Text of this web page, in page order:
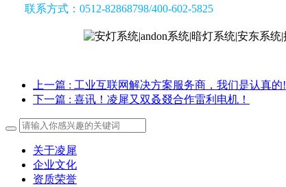
联系方式：0512-82868798/400-602-5825
上一篇 : 工业互联网解决方案服务商，我们是认真的!
下一篇 : 喜讯！凌犀又双叒叕合作雷利电机！
关于凌犀
企业文化
资质荣誉